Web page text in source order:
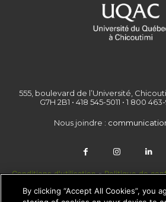
555, boulevard de l’Université,
G7H 2B1 • 418 545-5011 • 1 800
Nous joindre :
Conditions d'utilisation-Politique de
des témoins
By clicking “Accept All Cookies”, you